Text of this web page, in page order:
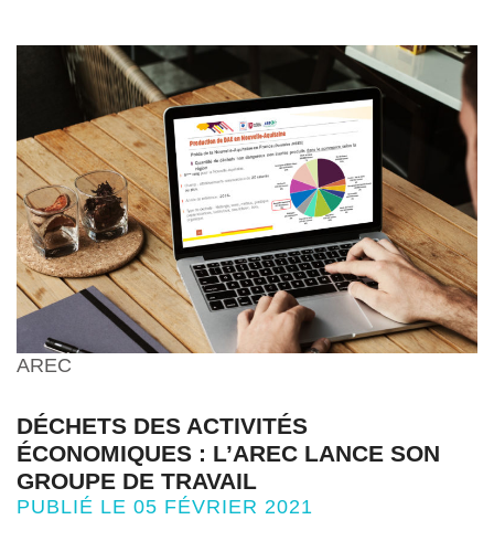
AREC
DÉCHETS DES ACTIVITÉS
ÉCONOMIQUES : L’AREC LANCE SON
GROUPE DE TRAVAIL
PUBLIÉ LE 05 FÉVRIER 2021